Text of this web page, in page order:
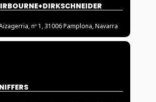
nº 1, 31006 Pamplona, Navarra